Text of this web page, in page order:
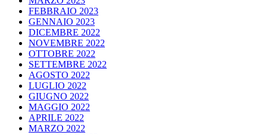
FEBBRAIO 2023
GENNAIO 2023
DICEMBRE 2022
NOVEMBRE 2022
OTTOBRE 2022
SETTEMBRE 2022
AGOSTO 2022
LUGLIO 2022
GIUGNO 2022
MAGGIO 2022
APRILE 2022
MARZO 2022